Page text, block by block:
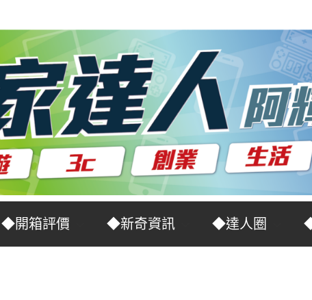
◆開箱評價 ◆新奇資訊 ◆達人圈